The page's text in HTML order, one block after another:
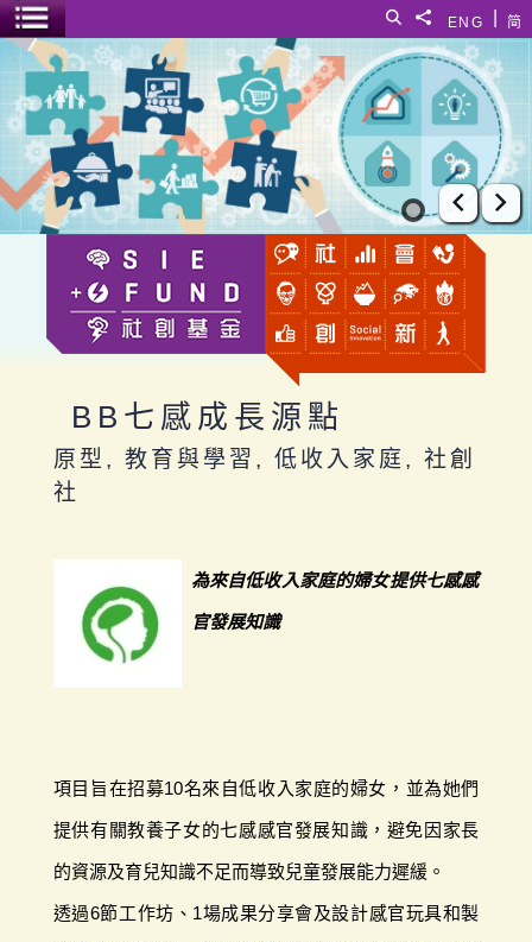
简
ENG
分享給
搜尋
選單開關
BB七感成長源點
上一張
下
BB七感成長源點
原型, 教育與學習, 低收入家庭, 社創
社
為來自低收入家庭的婦女提供七感感
官發展知識
項目旨在招募10名來自低收入家庭的婦女，並為她們
提供有關教養子女的七感感官發展知識，避免因家長
的資源及育兒知識不足而導致兒童發展能力遲緩。
透過6節工作坊、1場成果分享會及設計感官玩具和製